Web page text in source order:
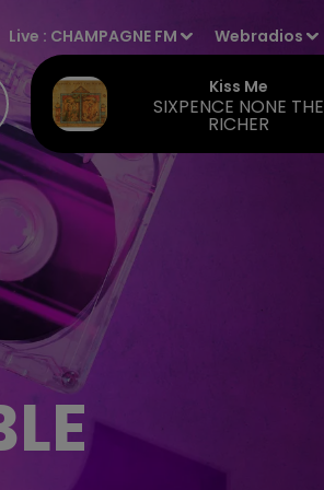
Live : CHAMPAGNE FM Webradios
Kiss Me
SIXPENCE NONE THE
RICHER